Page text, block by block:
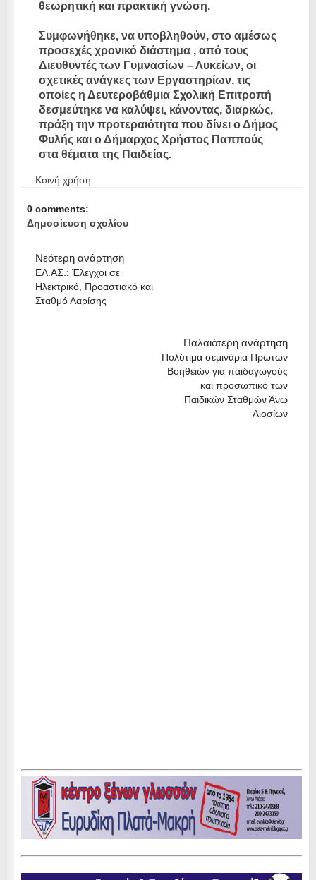
θεωρητική και πρακτική γνώση.
Συμφωνήθηκε, να υποβληθούν, στο αμέσως
προσεχές χρονικό διάστημα , από τους
Διευθυντές των Γυμνασίων – Λυκείων, οι
σχετικές ανάγκες των Εργαστηρίων, τις
οποίες η Δευτεροβάθμια Σχολική Επιτροπή
δεσμεύτηκε να καλύψει, κάνοντας, διαρκώς,
πράξη την προτεραιότητα που δίνει ο Δήμος
Φυλής και ο Δήμαρχος Χρήστος Παππούς
στα θέματα της Παιδείας.
Κοινή χρήση
0 comments:
Δημοσίευση σχολίου
Νεότερη ανάρτηση
ΕΛ.ΑΣ.: Έλεγχοι σε
Ηλεκτρικό, Προαστιακό και
Σταθμό Λαρίσης
Παλαιότερη ανάρτηση
Πολύτιμα σεμινάρια Πρώτων
Βοηθειών για παιδαγωγούς
και προσωπικό των
Παιδικών Σταθμών Άνω
Λιοσίων